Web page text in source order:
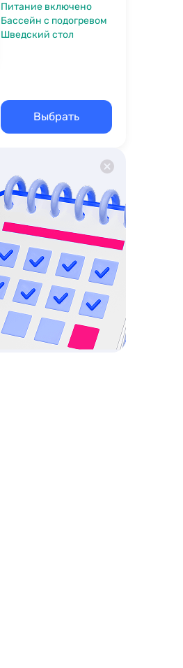
Ближе к морю
Ближе к центру
Питание включено
Бассейн с подогревом
Шведский стол
Выбрать